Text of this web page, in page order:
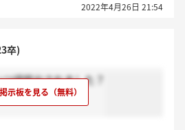
2022年4月26日 21:54
卒)
頃提出されました？